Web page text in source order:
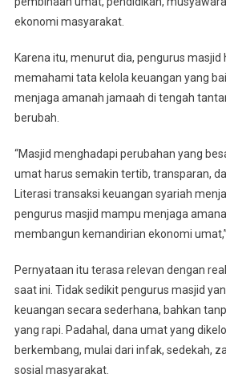
ekonomi masyarakat.
Karena itu, menurut dia, pengurus masjid
memahami tata kelola keuangan yang
menjaga amanah jamaah di tengah
berubah.
“Masjid menghadapi perubahan yang
umat harus semakin tertib, transparan,
Literasi transaksi keuangan syariah
pengurus masjid mampu menjaga
membangun kemandirian ekonomi
Pernyataan itu terasa relevan dengan
saat ini. Tidak sedikit pengurus masjid
keuangan secara sederhana, bahkan
yang rapi. Padahal, dana umat yang
berkembang, mulai dari infak, sedekah,
sosial masyarakat.